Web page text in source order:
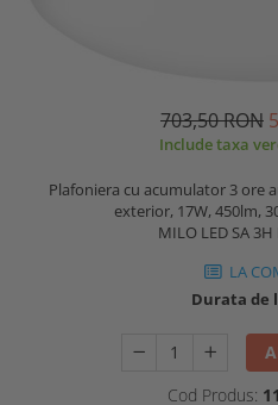
703,50 RON
Include taxa
Plafoniera cu acumulator 3 ore
exterior, 17W, 450lm,
MILO LED SA
LA
Durata de
Cod Produs: